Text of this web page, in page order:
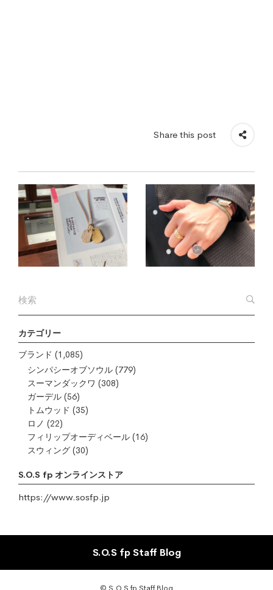
カテゴリー
ブランド (1,085)
シンパシーオブソウル (779)
スーマンダックワ (308)
ガーデル (56)
トムウッド (35)
ロノ (22)
フィリップオーディベール (16)
スウィング (30)
S.O.S fp オンラインストア
https://www.sosfp.jp
Share this post
S.O.S fp Staff Blog
© S.O.S fp Staff Blog